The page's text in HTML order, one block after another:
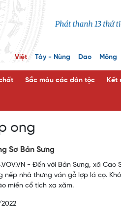
Việt Tày - Nùng Dao Mông
Sắc màu các dân tộc Kết
ong
Sơ Bản Sưng
- Đến với Bản Sưng, xã
nếp nhà thưng ván gỗ lợp lá cọ.
miền cổ tích xa xăm.